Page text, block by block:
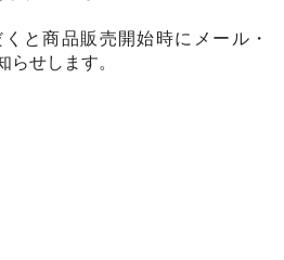
と商品販売開始時にメール・
らせします。